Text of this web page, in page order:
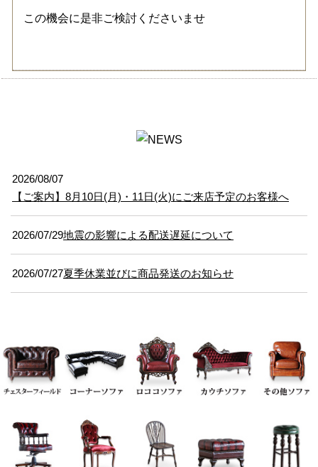
この機会に是非ご検討くださいませ
2026/08/07
【ご案内】8月10日(月)・11日(火)にご来店予定のお客様へ
2026/07/29地震の影響による配送遅延について
2026/07/27夏季休業並びに商品発送のお知らせ